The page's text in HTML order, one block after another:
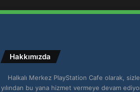
Hakkımızda
Halkalı Merkez PlayStation Cafe olarak,
yılından bu yana hizmet vermeye devam